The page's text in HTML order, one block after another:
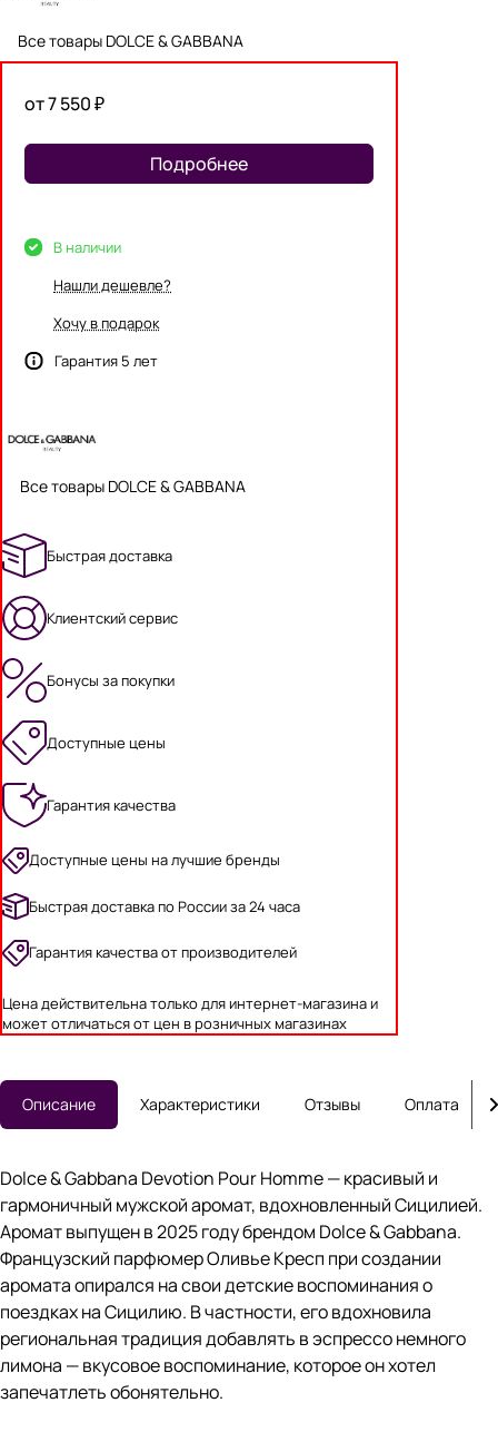
Все товары DOLCE & GABBANA
от 7 550 ₽
Подробнее
В наличии
Нашли дешевле?
Хочу в подарок
Гарантия 5 лет
Все товары DOLCE & GABBANA
Быстрая доставка
Клиентский сервис
Бонусы за покупки
Доступные цены
Гарантия качества
Доступные цены на лучшие бренды
Быстрая доставка по России за 24 часа
Гарантия качества от производителей
Цена действительна только для интернет-магазина и
может отличаться от цен в розничных магазинах
Описание Характеристики Отзывы Оплата
Dolce & Gabbana Devotion Pour Homme — красивый и
гармоничный мужской аромат, вдохновленный Сицилией.
Аромат выпущен в 2025 году брендом Dolce & Gabbana.
Французский парфюмер Оливье Кресп при создании
аромата опирался на свои детские воспоминания о
поездках на Сицилию. В частности, его вдохновила
региональная традиция добавлять в эспрессо немного
лимона — вкусовое воспоминание, которое он хотел
запечатлеть обонятельно.